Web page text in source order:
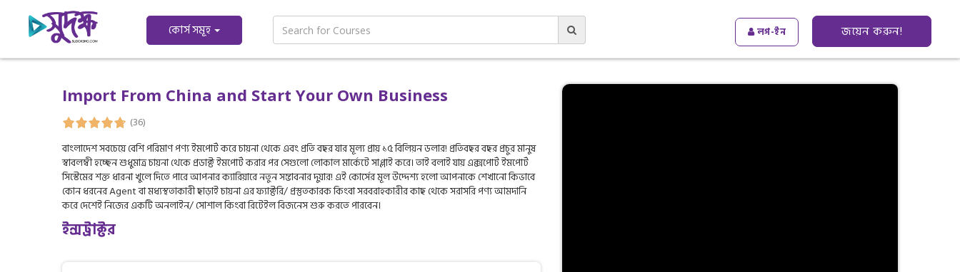
কোর্স সমূহ লগ-ইন জয়েন করুন!
Import From China and Start Your Own Business
(36)
বাংলাদেশ সবচেয়ে বেশি পরিমাণ পণ্য ইমপোর্ট করে চায়না থেকে এবং প্রতি বছর যার মূল্য প্রায় ১৫ বিলিয়ন ডলার! প্রতিবছর বছর প্রচুর মানুষ
স্বাবলম্বী হচ্ছেন শুধুমাত্র চায়না থেকে প্রডাক্ট ইমপোর্ট করার পর সেগুলো লোকাল মার্কেটে সাপ্লাই করে। তাই বলাই যায় এক্সপোর্ট ইমপোর্ট
সিস্টেমের শক্ত ধারনা খুলে দিতে পারে আপনার ক্যারিয়ারে নতুন সম্ভাবনার দুয়ার! এই কোর্সের মূল উদ্দেশ্য হলো আপনাকে শেখানো কিভাবে
কোন ধরনের Agent বা মধ্যস্থতাকারী ছাড়াই চায়না এর ফ্যাক্টরি/ প্রস্তুতকারক কিংবা সরবরাহকারীর কাছ থেকে সরাসরি পণ্য আমদানি
করে দেশেই নিজের একটি অনলাইন/ সোশাল কিংবা রিটেইল বিজনেস শুরু করতে পারবেন।
ইন্সট্রাক্টর